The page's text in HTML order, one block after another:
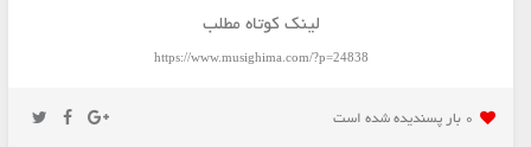
لینک کوتاه مطلب
https://www.musighima.com/?p=24838
0 بار پسنديده شده است